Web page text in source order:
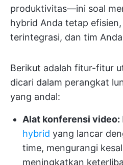
produktivitas—ini soal
hybrid Anda tetap
terintegrasi, dan tim
Berikut adalah fitur-fitur
dicari dalam perangkat
yang andal:
Alat konferensi video:
hybrid yang lancar
time, mengurangi
meningkatkan